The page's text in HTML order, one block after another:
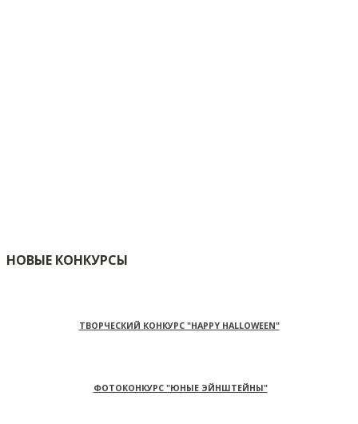
НОВЫЕ КОНКУРСЫ
ТВОРЧЕСКИЙ КОНКУРС "HAPPY HALLOWEEN"
ФОТОКОНКУРС "ЮНЫЕ ЭЙНШТЕЙНЫ"